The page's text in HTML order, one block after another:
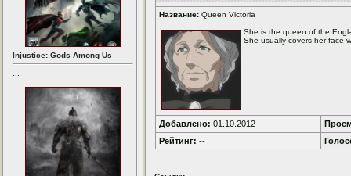
Injustice: Gods Among Us
Название: Queen Victoria
She is the queen of the
She usually covers her face
Добавлено: 01.10.2012
Рейтинг: --